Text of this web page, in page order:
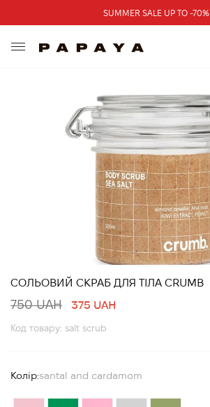
Треба допомога?
Адреси магазинів
SUMMER SALE UP TO -70%
СОЛЬОВИЙ СКРАБ ДЛЯ ТІЛА CRUMB
750 UAH 375 UAH
Код товару: salt scrub
Колір:santal and cardamom